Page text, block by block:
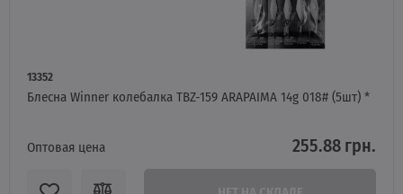
13352
Блесна Winner колебалка TBZ-159 ARAPAIMA 14g 018# (5шт) *
Оптовая цена 255.88 грн.